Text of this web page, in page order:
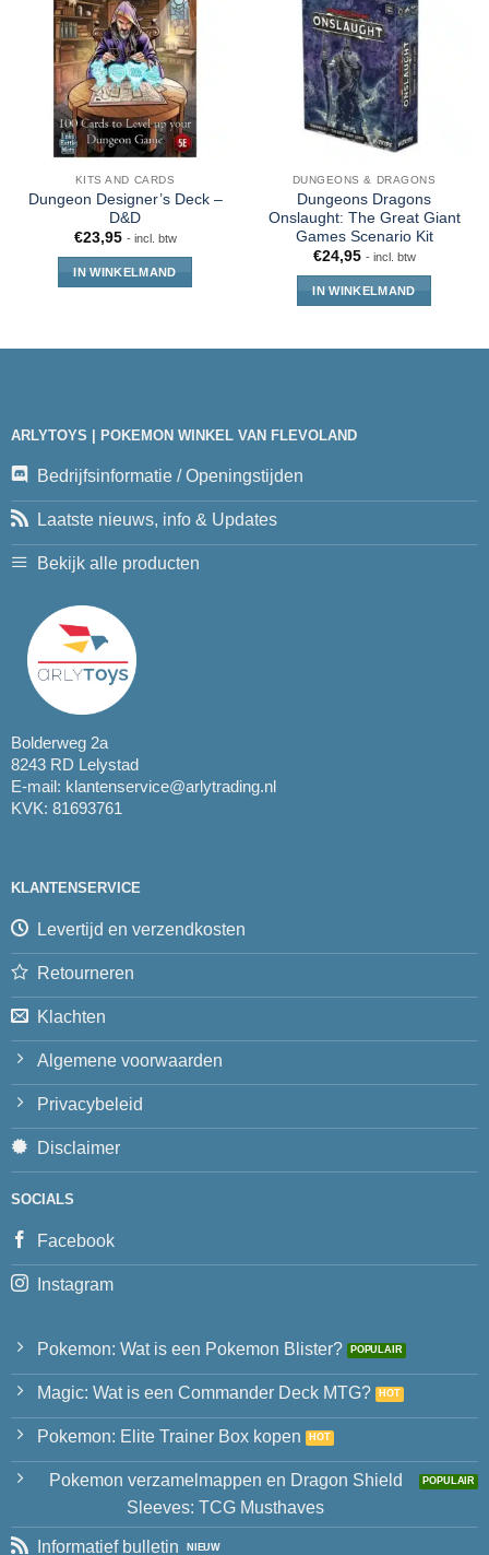
KITS AND CARDS
Dungeon Designer’s Deck –
D&D
€23,95 - incl. btw
IN WINKELMAND
DUNGEONS & DRAGONS
Dungeons Dragons
Onslaught: The Great Giant
Games Scenario Kit
€24,95 - incl. btw
IN WINKELMAND
ARLYTOYS | POKEMON WINKEL VAN FLEVOLAND
Bedrijfsinformatie / Openingstijden
Laatste nieuws, info & Updates
Bekijk alle producten
Bolderweg 2a
8243 RD Lelystad
E-mail: klantenservice@arlytrading.nl
KVK: 81693761
KLANTENSERVICE
Levertijd en verzendkosten
Retourneren
Klachten
Algemene voorwaarden
Privacybeleid
Disclaimer
SOCIALS
Facebook
Instagram
Pokemon: Wat is een Pokemon Blister?
Magic: Wat is een Commander Deck MTG?
Pokemon: Elite Trainer Box kopen
Pokemon verzamelmappen en Dragon Shield
Sleeves: TCG Musthaves
Informatief bulletin